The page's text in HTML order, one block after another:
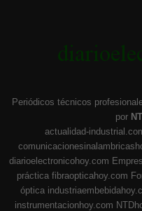
Periódicos técnicos
por
actualidad-
diarioelectronicohoy.com
práctica fibraopticahoy.com
óptica
instrumentacionhoy.com